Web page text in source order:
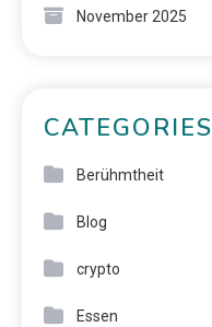
November 2025
CATEGORIES
Berühmtheit
Blog
crypto
Essen